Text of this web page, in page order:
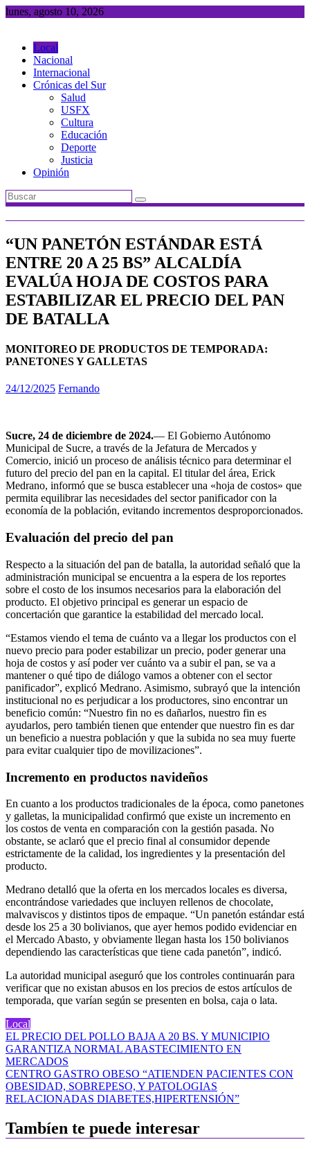
Saltar
lunes, agosto 10, 2026
Local
Nacional
Internacional
Crónicas del Sur
Salud
USFX
Cultura
Educación
Deporte
Justicia
Opinión
“UN PANETÓN ESTÁNDAR ESTÁ
ENTRE 20 A 25 BS” ALCALDÍA
EVALÚA HOJA DE COSTOS PARA
ESTABILIZAR EL PRECIO DEL PAN
DE BATALLA
MONITOREO DE PRODUCTOS DE TEMPORADA:
PANETONES Y GALLETAS
24/12/2025 Fernando
Sucre, 24 de diciembre de 2024.— El Gobierno Autónomo
Municipal de Sucre, a través de la Jefatura de Mercados y
Comercio, inició un proceso de análisis técnico para determinar el
futuro del precio del pan en la capital. El titular del área, Erick
Medrano, informó que se busca establecer una «hoja de costos» que
permita equilibrar las necesidades del sector panificador con la
economía de la población, evitando incrementos desproporcionados.
Evaluación del precio del pan
Respecto a la situación del pan de batalla, la autoridad señaló que la
administración municipal se encuentra a la espera de los reportes
sobre el costo de los insumos necesarios para la elaboración del
producto. El objetivo principal es generar un espacio de
concertación que garantice la estabilidad del mercado local.
“Estamos viendo el tema de cuánto va a llegar los productos con el
nuevo precio para poder estabilizar un precio, poder generar una
hoja de costos y así poder ver cuánto va a subir el pan, se va a
mantener o qué tipo de diálogo vamos a obtener con el sector
panificador”, explicó Medrano. Asimismo, subrayó que la intención
institucional no es perjudicar a los productores, sino encontrar un
beneficio común: “Nuestro fin no es dañarlos, nuestro fin es
ayudarlos, pero también tienen que entender que nuestro fin es dar
un beneficio a nuestra población y que la subida no sea muy fuerte
para evitar cualquier tipo de movilizaciones”.
Incremento en productos navideños
En cuanto a los productos tradicionales de la época, como panetones
y galletas, la municipalidad confirmó que existe un incremento en
los costos de venta en comparación con la gestión pasada. No
obstante, se aclaró que el precio final al consumidor depende
estrictamente de la calidad, los ingredientes y la presentación del
producto.
Medrano detalló que la oferta en los mercados locales es diversa,
encontrándose variedades que incluyen rellenos de chocolate,
malvaviscos y distintos tipos de empaque. “Un panetón estándar está
desde los 25 a 30 bolivianos, que ayer hemos podido evidenciar en
el Mercado Abasto, y obviamente llegan hasta los 150 bolivianos
dependiendo las características que tiene cada panetón”, indicó.
La autoridad municipal aseguró que los controles continuarán para
verificar que no existan abusos en los precios de estos artículos de
temporada, que varían según se presenten en bolsa, caja o lata.
Local
Navegación
de
entradas
EL PRECIO DEL POLLO BAJA A 20 BS. Y MUNICIPIO
GARANTIZA NORMAL ABASTECIMIENTO EN
MERCADOS
CENTRO GASTRO OBESO “ATIENDEN PACIENTES CON
OBESIDAD, SOBREPESO, Y PATOLOGIAS
RELACIONADAS DIABETES,HIPERTENSIÓN”
Tambíen te puede interesar